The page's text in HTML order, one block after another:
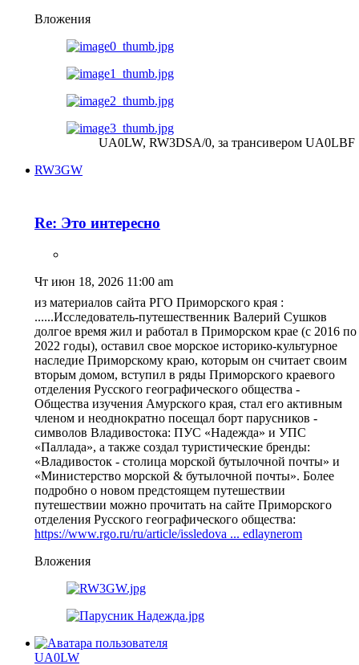
Вложения
UA0LW, RW3DSA/0, за трансивером UA0LBF
RW3GW
Re: Это интересно
Чт июн 18, 2026 11:00 am
из материалов сайта РГО Приморского края :
......Исследователь-путешественник Валерий Сушков
долгое время жил и работал в Приморском крае (с 2016 по
2022 годы), оставил свое морское историко-культурное
наследие Приморскому краю, которым он считает своим
вторым домом, вступил в ряды Приморского краевого
отделения Русского географического общества -
Общества изучения Амурского края, стал его активным
членом и неоднократно посещал борт парусников -
символов Владивостока: ПУС «Надежда» и УПС
«Паллада», а также создал туристические бренды:
«Владивосток - столица морской бутылочной почты» и
«Министерство морской & бутылочной почты». Более
подробно о новом предстоящем путешествии
путешествии можно прочитать на сайте Приморского
отделения Русского географического общества:
https://www.rgo.ru/ru/article/issledova ... edlaynerom
Вложения
UA0LW